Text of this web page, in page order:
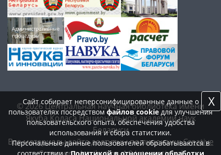
© 2026 Центральная научная библиотека имени
Якуба Коласа Национальной академии наук
Беларуси
Все материалы сайта доступны по лицензии:Creative
Сайт собирает неперсонифицированные данные о
пользователях посредствомфайлов cookieдля улучшения
пользовательского опыта, обеспечения удобства
использования и сбора статистики.
Персональные данные пользователей обрабатываются в
X